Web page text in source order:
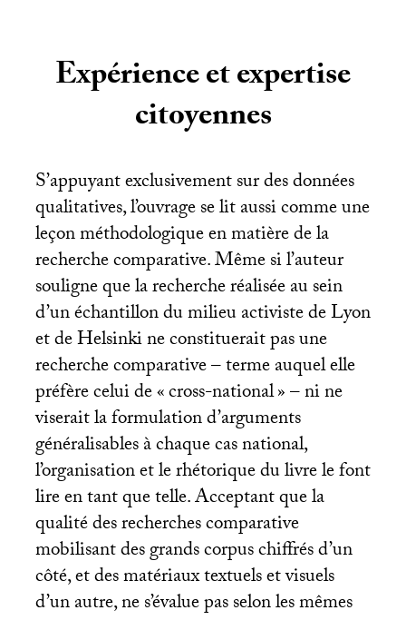
Expérience et expertise
citoyennes
S’appuyant exclusivement sur des données
qualitatives, l’ouvrage se lit aussi comme une
leçon méthodologique en matière de la
recherche comparative. Même si l’auteur
souligne que la recherche réalisée au sein
d’un échantillon du milieu activiste de Lyon
et de Helsinki ne constituerait pas une
recherche comparative – terme auquel elle
préfère celui de «cross-national» – ni ne
viserait la formulation d’arguments
généralisables à chaque cas national,
l’organisation et le rhétorique du livre le font
lire en tant que telle. Acceptant que la
qualité des recherches comparative
mobilisant des grands corpus chiffrés d’un
côté, et des matériaux textuels et visuels
d’un autre, ne s’évalue pas selon les mêmes